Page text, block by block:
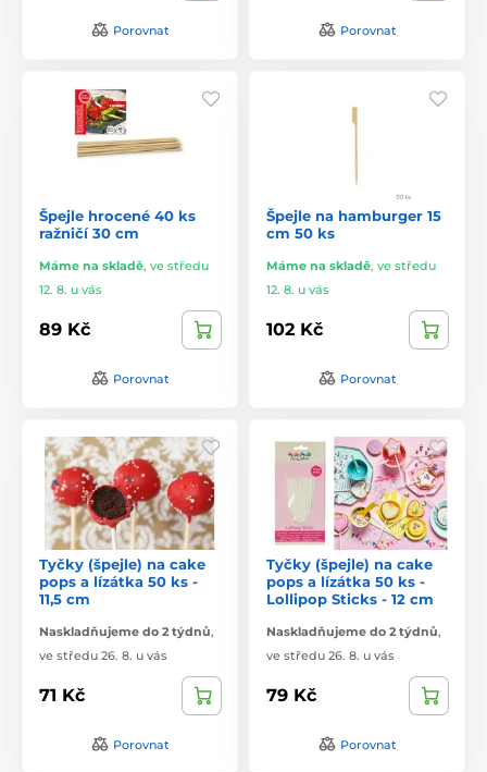
Porovnat Porovnat
Špejle hrocené 40 ks
ražničí 30 cm
Máme na skladě, ve středu
12. 8. u vás
89 Kč
Porovnat
Špejle na hamburger 15
cm 50 ks
Máme na skladě, ve středu
12. 8. u vás
102 Kč
Porovnat
Tyčky (špejle) na cake
pops a lízátka 50 ks -
11,5 cm
Naskladňujeme do 2 týdnů,
ve středu 26. 8. u vás
71 Kč
Porovnat
Tyčky (špejle) na cake
pops a lízátka 50 ks -
Lollipop Sticks - 12 cm
Naskladňujeme do 2 týdnů,
ve středu 26. 8. u vás
79 Kč
Porovnat